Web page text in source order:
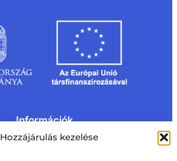
Hozzájárulás kezelése
Információk
Impresszum
Rólunk
Oldaltérkép